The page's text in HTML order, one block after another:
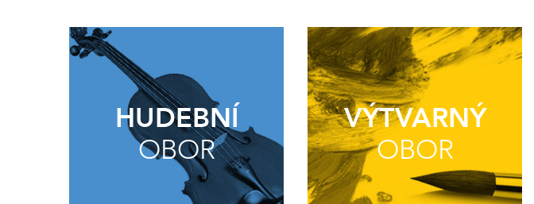
HUDEBNÍ
OBOR
VÝTVARNÝ
OBOR